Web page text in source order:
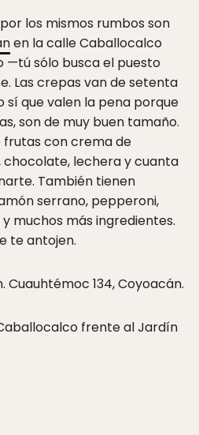
los mismos rumbos son
en la calle Caballocalco
—tú sólo busca el puesto
Las crepas van de setenta
sí que valen la pena porque
son de muy buen tamaño.
frutas con crema de
chocolate, lechera y cuanta
También tienen
serrano, pepperoni,
muchos más ingredientes.
te antojen.
Cuauhtémoc 134, Coyoacán.
frente al Jardín